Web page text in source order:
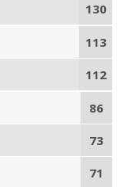
130
113
112
86
73
71